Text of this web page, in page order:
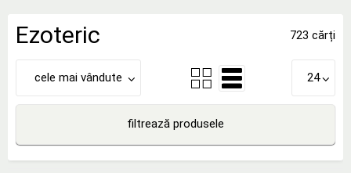
Ezoteric 723 cărți
cele mai vândute 24
filtrează produsele